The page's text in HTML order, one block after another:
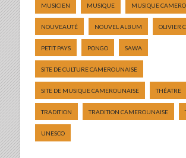
MUSICIEN MUSIQUE MUSIQUE
NOUVEAUTÉ NOUVEL ALBUM OLIVIER
PETIT PAYS PONGO SAWA
SITE DE CULTURE CAMEROUNAISE
SITE DE MUSIQUE CAMEROUNAISE THÉATRE
TRADITION TRADITION CAMEROUNAISE
UNESCO